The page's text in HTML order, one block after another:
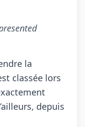
la
classée lors
depuis